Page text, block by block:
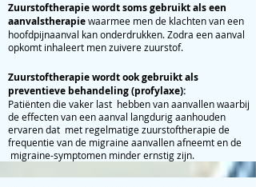
Zuurstoftherapie wordt soms gebruikt als een
aanvalstherapiewaarmee men de klachten van een
hoofdpijnaanval kan onderdrukken. Zodra een aanval
opkomt inhaleert men zuivere zuurstof.
Zuurstoftherapie wordt ook gebruikt als
preventieve behandeling (profylaxe):
Patiënten die vaker last hebben van aanvallen waarbij
de effecten van een aanval langdurig aanhouden
ervaren dat met regelmatige zuurstoftherapie de
frequentie van de migraine aanvallen afneemt en de
migraine-symptomen minder ernstig zijn.